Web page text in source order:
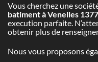
Vous cherchez une
batiment à Venelles
execution parfaite.
obtenir plus de
Nous vous proposons